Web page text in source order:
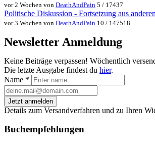
vor 2 Wochen von DeathAndPain 5 / 17437
Politische Diskussion - Fortsetzung aus
vor 3 Wochen von DeathAndPain 10 / 147518
Newsletter Anmeldung
Keine Beiträge verpassen! Wöchentlich
Die letzte Ausgabe findest du hier.
Name *
Jetzt anmelden
Details zum Versandverfahren und zu Ihren
Buchempfehlungen